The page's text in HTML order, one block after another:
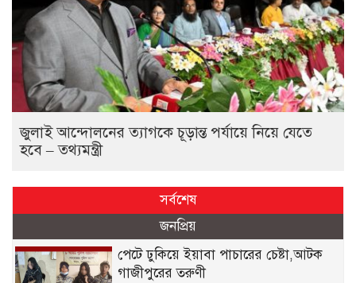
জুলাই আন্দোলনের ত্যাগকে চূড়ান্ত পর্যায়ে নিয়ে যেতে
হবে – তথ্যমন্ত্রী
সর্বশেষ
জনপ্রিয়
পেটে ঢুকিয়ে ইয়াবা পাচারের চেষ্টা,আটক
গাজীপুরের তরুণী